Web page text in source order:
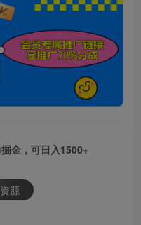
金，可日入1500+
源